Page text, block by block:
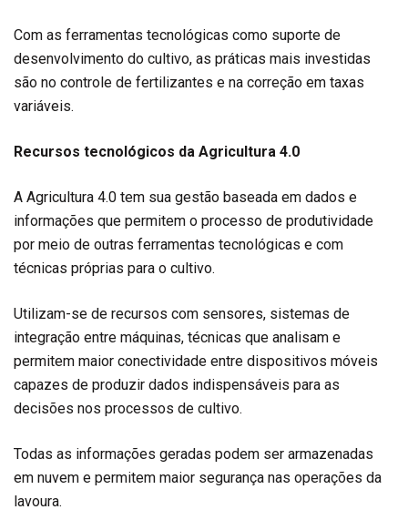
Com as ferramentas tecnológicas como suporte de
desenvolvimento do cultivo, as práticas mais investidas
são no controle de fertilizantes e na correção em taxas
variáveis.
Recursos tecnológicos da Agricultura 4.0
A Agricultura 4.0 tem sua gestão baseada em dados e
informações que permitem o processo de produtividade
por meio de outras ferramentas tecnológicas e com
técnicas próprias para o cultivo.
Utilizam-se de recursos com sensores, sistemas de
integração entre máquinas, técnicas que analisam e
permitem maior conectividade entre dispositivos móveis
capazes de produzir dados indispensáveis para as
decisões nos processos de cultivo.
Todas as informações geradas podem ser armazenadas
em nuvem e permitem maior segurança nas operações da
lavoura.